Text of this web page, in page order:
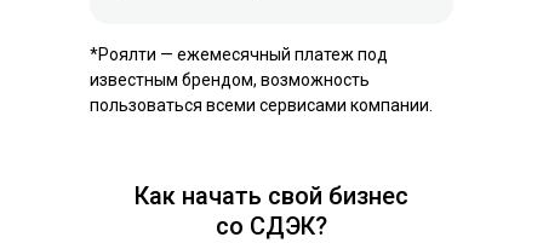
*Роялти — ежемесячный платеж под
известным брендом, возможность
пользоваться всеми сервисами компании.
Как начать свой бизнес
со СДЭК?